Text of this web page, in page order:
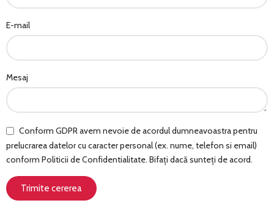
E-mail
Mesaj
Conform GDPR avem nevoie de acordul dumneavoastra pentru
prelucrarea datelor cu caracter personal (ex. nume, telefon si email)
conform Politicii de Confidentialitate. Bifați dacă sunteți de acord.
Trimite cererea